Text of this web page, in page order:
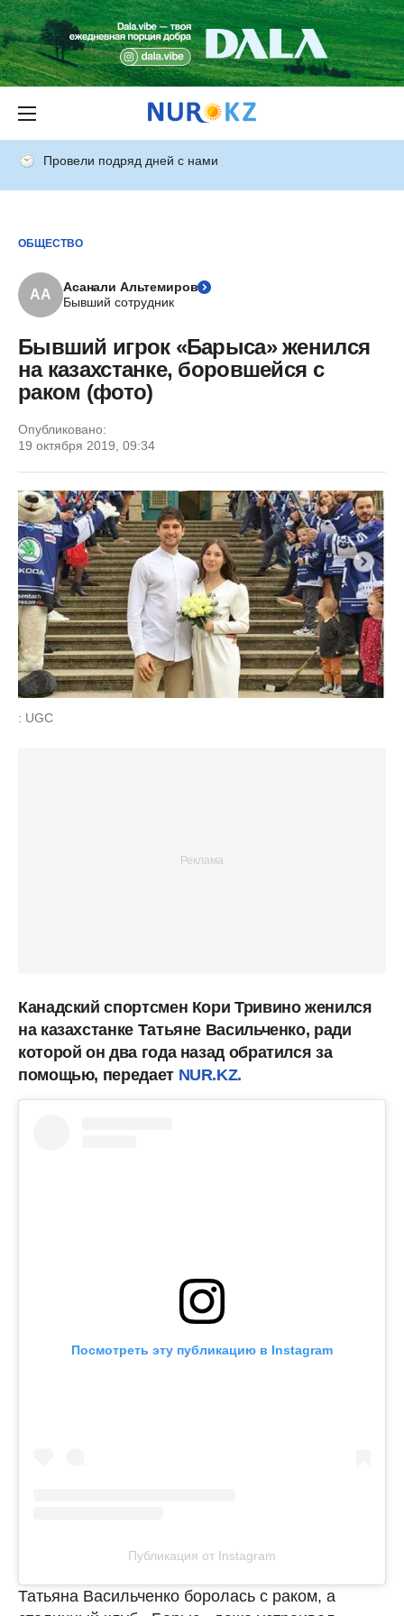
Провели подряд дней с нами
ОБЩЕСТВО
АА
Асанали Альтемиров
Бывший сотрудник
Бывший игрок «Барыса» женился
на казахстанке, боровшейся с
раком (фото)
Опубликовано:
19 октября 2019, 09:34
: UGC
Канадский спортсмен Кори Тривино женился
на казахстанке Татьяне Васильченко, ради
которой он два года назад обратился за
помощью, передает NUR.KZ.
Посмотреть эту публикацию в Instagram
Публикация от Instagram
Татьяна Васильченко боролась с раком, а